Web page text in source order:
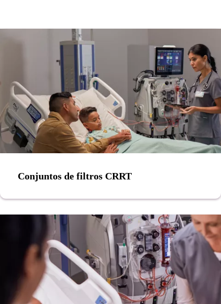
Conjuntos de filtros CRRT